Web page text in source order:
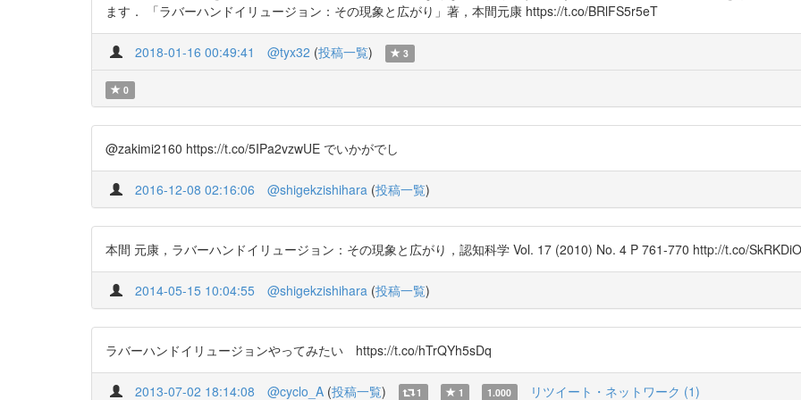
ます． 「ラバーハンドイリュージョン：その現象と広がり」著，本間元康 https://t.co/BRlFS5r5eT
2018-01-16 00:49:41 @tyx32 (投稿一覧) 3
0
@zakimi2160 https://t.co/5IPa2vzwUE でいかがでし
2016-12-08 02:16:06 @shigekzishihara (投稿一覧)
本間 元康，ラバーハンドイリュージョン：その現象と広がり，認知科学 Vol. 17 (2010) No. 4 P 761-770 http://t.co/
2014-05-15 10:04:55 @shigekzishihara (投稿一覧)
ラバーハンドイリュージョンやってみたい https://t.co/hTrQYh5sDq
2013-07-02 18:14:08 @cyclo_A (投稿一覧) 1 1 1.000 リツイート・ネットワーク (1)